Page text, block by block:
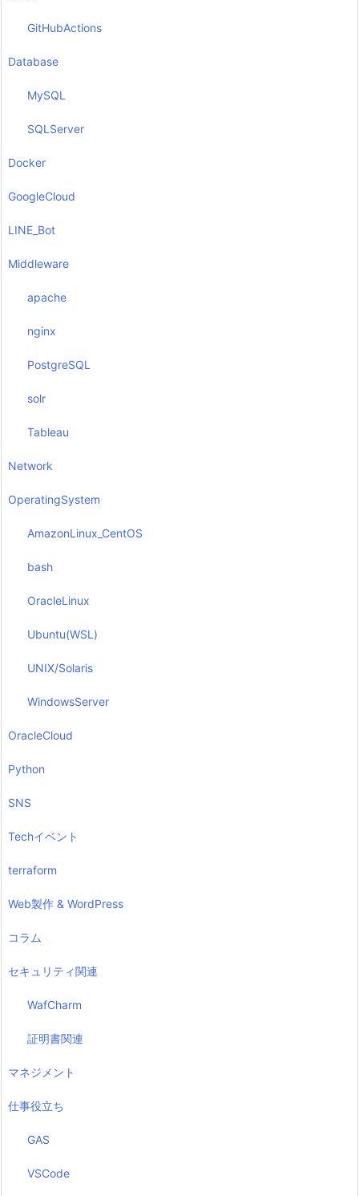
GitHubActions
Database
MySQL
SQLServer
Docker
GoogleCloud
LINE_Bot
Middleware
apache
nginx
PostgreSQL
solr
Tableau
Network
OperatingSystem
AmazonLinux_CentOS
bash
OracleLinux
Ubuntu(WSL)
UNIX/Solaris
WindowsServer
OracleCloud
Python
SNS
Techイベント
terraform
Web製作 & WordPress
コラム
セキュリティ関連
WafCharm
証明書関連
マネジメント
仕事役立ち
GAS
VSCode